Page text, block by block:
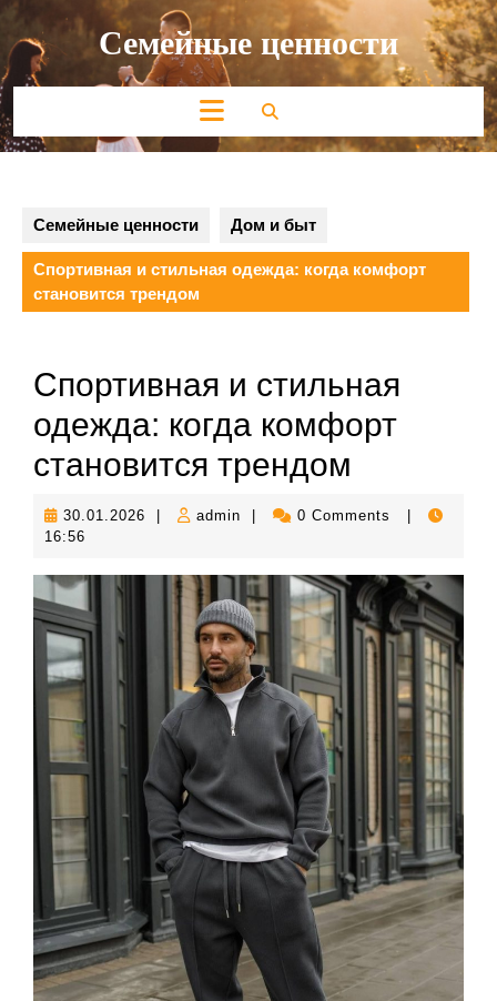
Перейти
содержимому Семейные ценности
Кнопка
Открыть
Семейные ценности Дом и быт
Спортивная и стильная одежда: когда комфорт
становится трендом
Спортивная и стильная
одежда: когда комфорт
становится трендом
30.01.2026 30.01.2026
admin admin 0 Comments
16:56